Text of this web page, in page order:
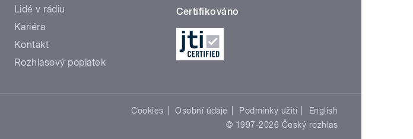
Lidé v rádiu
Kariéra
Kontakt
Rozhlasový poplatek
Certifikováno
Cookies Osobní údaje Podmínky užití
English
© 1997-2026 Český rozhlas